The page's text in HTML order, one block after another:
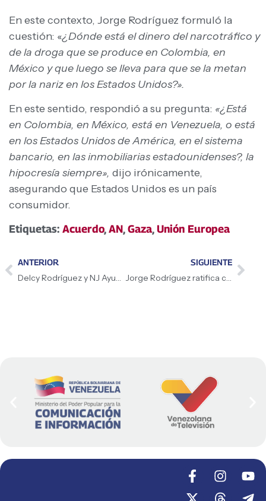
En este contexto, Jorge Rodríguez formuló la
cuestión: «¿Dónde está el dinero del narcotráfico y
de la droga que se produce en Colombia, en
México y que luego se lleva para que se la metan
por la nariz en los Estados Unidos?».
En este sentido, respondió a su pregunta: «¿Está
en Colombia, en México, está en Venezuela, o está
en los Estados Unidos de América, en el sistema
bancario, en las inmobiliarias estadounidenses?, la
hipocresía siempre», dijo irónicamente,
asegurando que Estados Unidos es un país
consumidor.
Etiquetas: Acuerdo,AN,Gaza,Unión Europea
ANTERIOR
Delcy Rodríguez y NJ Ayuk fortalecen alianza energética en países del Sur Global
SIGUIENTE
Jorge Rodríguez ratifica compromiso ante el secuestro de 31 niños en EE.UU.